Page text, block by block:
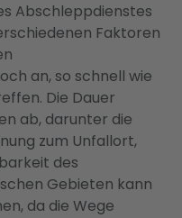
Abschleppdienstes
Faktoren
an, so schnell wie
Die Dauer
ab, darunter die
zum Unfallort,
des
Gebieten kann
da die Wege